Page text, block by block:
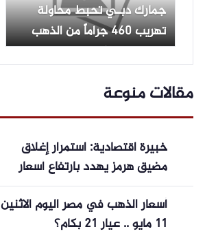
جمارك دبـي تحبط محاولة
تهريب 460 جراماً من الذهب
الخام عيار 24
مقالات منوعة
خبيرة اقتصادية: استمرار إغلاق
مضيق هرمز يهدد بارتفاع أسعار
النفط عالميا
أسعار الذهب في مصر اليوم الاثنين
11 مايو .. عيار 21 بكام؟